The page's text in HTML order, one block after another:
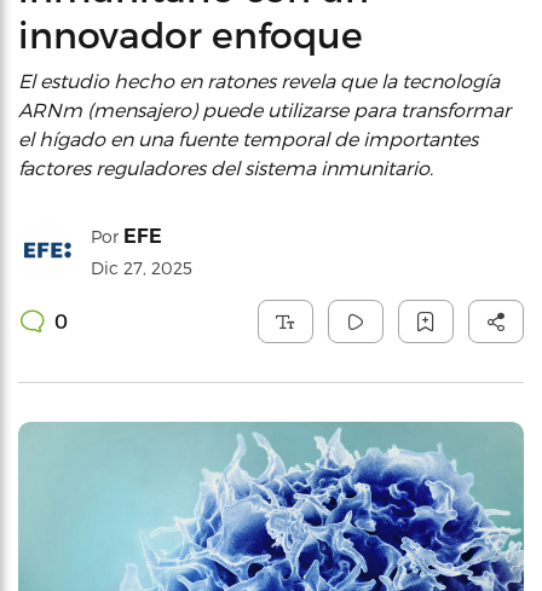
innovador enfoque
El estudio hecho en ratones revela que la tecnología
ARNm (mensajero) puede utilizarse para transformar
el hígado en una fuente temporal de importantes
factores reguladores del sistema inmunitario.
Por EFE
Dic 27, 2025
0